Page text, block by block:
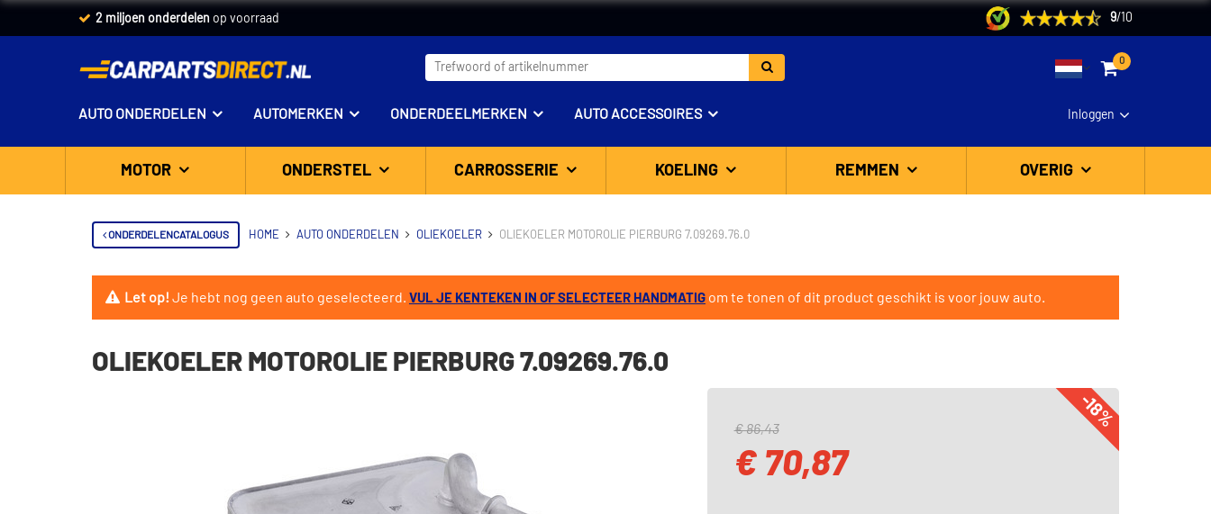
2 miljoen onderdelen op voorraad 9/ 10
0
Inloggen
AUTO ONDERDELEN AUTOMERKEN ONDERDEELMERKEN AUTO ACCESSOIRES
MOTOR ONDERSTEL CARROSSERIE KOELING REMMEN OVERIG
ONDERDELENCATALOGUS HOME AUTO ONDERDELEN OLIEKOELER OLIEKOELER MOTOROLIE PIERBURG 7.09269.76.0
Let op!Je hebt nog geen auto geselecteerd. VUL JE KENTEKEN IN OF SELECTEER HANDMATIG om te tonen of dit product geschikt is voor jouw auto.
OLIEKOELER MOTOROLIE PIERBURG 7.09269.76.0
-18%
€ 86,43
€ 70,87